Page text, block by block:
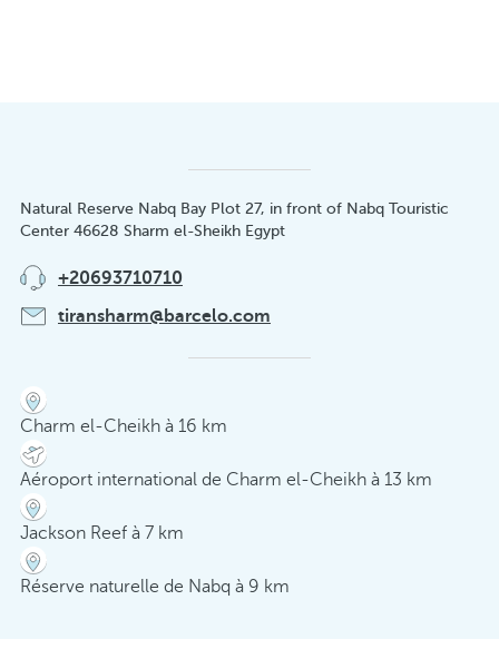
Natural Reserve Nabq Bay Plot 27, in front of Nabq Touristic
Center 46628 Sharm el-Sheikh Egypt
+20693710710
tiransharm@barcelo.com
Charm el-Cheikh à 16 km
Aéroport international de Charm el-Cheikh à 13 km
Jackson Reef à 7 km
Réserve naturelle de Nabq à 9 km